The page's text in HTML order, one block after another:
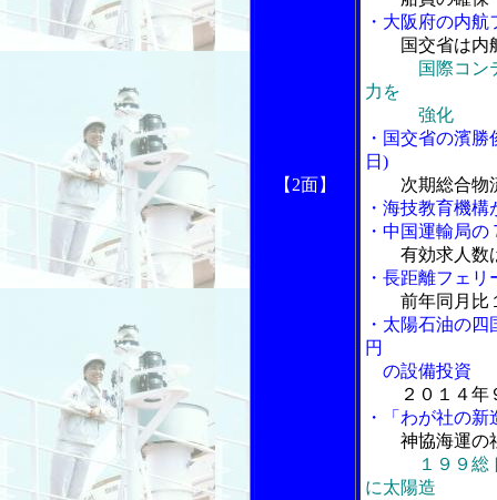
【2面】
・大阪府の内
国交省は内
国際コン
力を
強化
・国交省の濱
日)
次期総合物
・海技教育機
・中国運輸局
有効求人数
・長距離フェ
前年同月比
・太陽石油の
円
の設備投資
２０１４
・「わが社の新
神協海運の
１９９
に太陽造